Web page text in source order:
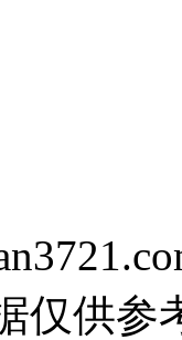
仅供参